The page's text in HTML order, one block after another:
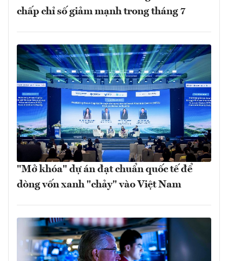
chấp chỉ số giảm mạnh trong tháng 7
"Mở khóa" dự án đạt chuẩn quốc tế để
dòng vốn xanh "chảy" vào Việt Nam